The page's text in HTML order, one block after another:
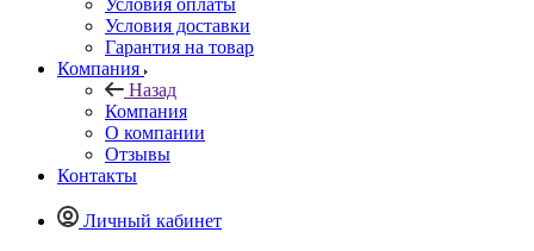
Условия оплаты
Условия доставки
Гарантия на товар
Компания
Назад
Компания
О компании
Отзывы
Контакты
Личный кабинет